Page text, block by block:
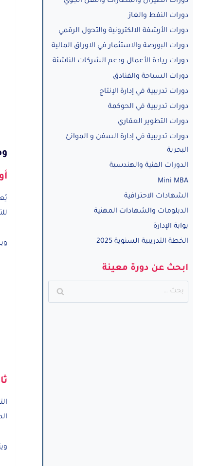
دورات النفط والغاز
دورات الأرشفة الالكترونية والتحول الرقمي
دورات البورصة والاستثمار في الاوراق المالية
دورات ريادة الأعمال ودعم الشركات الناشئة
دورات السياحة والفنادق
دورات تدريبية في إدارة الإنتاج
دورات تدريبية في الحوكمة
دورات التطوير العقاري
دورات تدريبية في إدارة السفن و الموانئ
البحرية
الدورات الفنية والهندسية
Mini MBA
الشهادات الاحترافية
الدبلومات والشهادات المهنية
بوابة الإدارة
الخطة التدريبية السنوية 2025
ابحث عن دورة معينة
البحث
عن: